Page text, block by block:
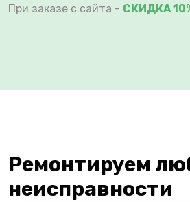
При заказе с сайта - СКИДКА
Ремонтируем
неисправности